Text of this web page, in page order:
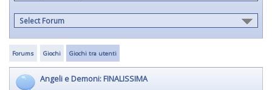
Select Forum
Forums Giochi Giochi tra utenti
Angeli e Demoni: FINALISSIMA